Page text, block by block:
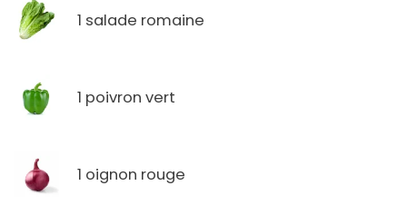
1 salade romaine
1 poivron vert
1 oignon rouge